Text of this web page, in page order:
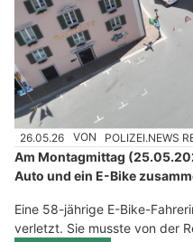
26.05.26 VON POLIZEI.NEWS
Am Montagmittag
Auto und ein E-Bike
Eine 58-jährige E-Bike-
verletzt. Sie musste von der